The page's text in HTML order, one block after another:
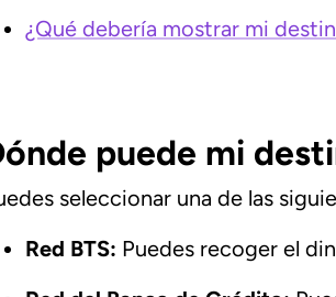
¿Qué debería mostrar mi
puede mi
seleccionar una de las
Red BTS: Puedes recoger el